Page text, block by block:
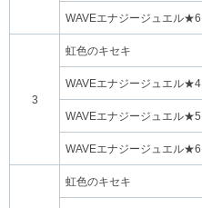
WAVEエナジージュエル★6
3
虹色のキセキ
WAVEエナジージュエル★4
WAVEエナジージュエル★5
WAVEエナジージュエル★6
虹色のキセキ